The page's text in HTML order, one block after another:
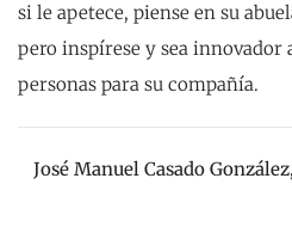
si le apetece, piense en su
pero inspírese y sea
personas para su compañía.
José Manuel Casado